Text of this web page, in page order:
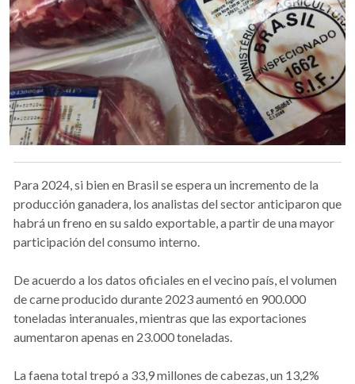
Para 2024, si bien en Brasil se espera un incremento de la
producción ganadera, los analistas del sector anticiparon que
habrá un freno en su saldo exportable, a partir de una mayor
participación del consumo interno.
De acuerdo a los datos oficiales en el vecino país, el volumen
de carne producido durante 2023 aumentó en 900.000
toneladas interanuales, mientras que las exportaciones
aumentaron apenas en 23.000 toneladas.
La faena total trepó a 33,9 millones de cabezas, un 13,2%